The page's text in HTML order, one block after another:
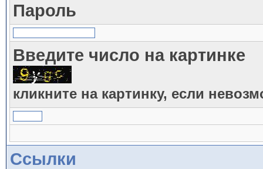
Пароль
Введите число на картинке
кликните на картинку, если
Ссылки